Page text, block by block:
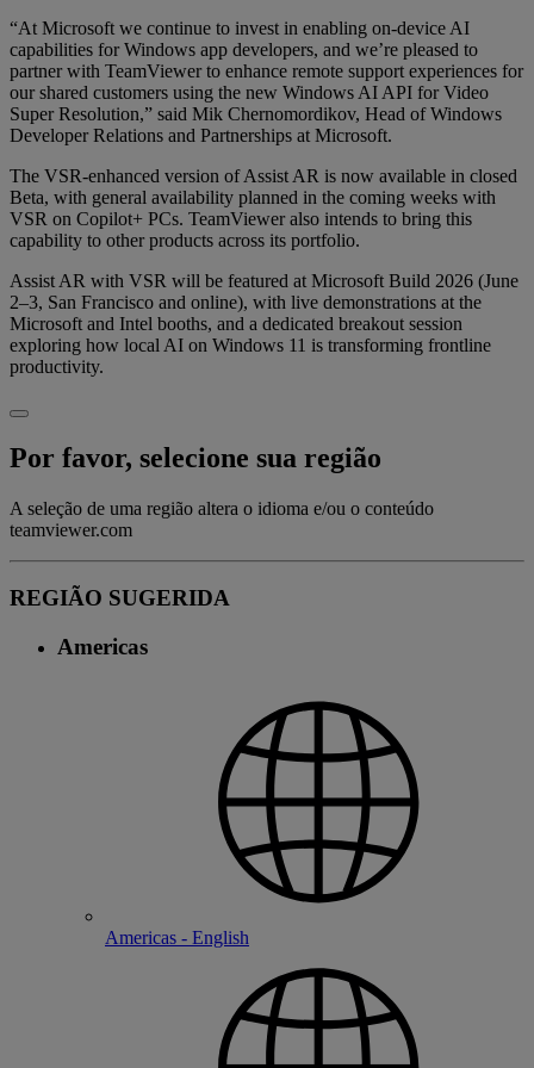
“At Microsoft we continue to invest in enabling on-device AI
capabilities for Windows app developers, and we’re pleased to
partner with TeamViewer to enhance remote support experiences for
our shared customers using the new Windows AI API for Video
Super Resolution,” said Mik Chernomordikov, Head of Windows
Developer Relations and Partnerships at Microsoft.
The VSR-enhanced version of Assist AR is now available in closed
Beta, with general availability planned in the coming weeks with
VSR on Copilot+ PCs. TeamViewer also intends to bring this
capability to other products across its portfolio.
Assist AR with VSR will be featured at Microsoft Build 2026 (June
2–3, San Francisco and online), with live demonstrations at the
Microsoft and Intel booths, and a dedicated breakout session
exploring how local AI on Windows 11 is transforming frontline
productivity.
Por favor, selecione sua região
A seleção de uma região altera o idioma e/ou o conteúdo
teamviewer.com
REGIÃO SUGERIDA
Americas
Americas - English